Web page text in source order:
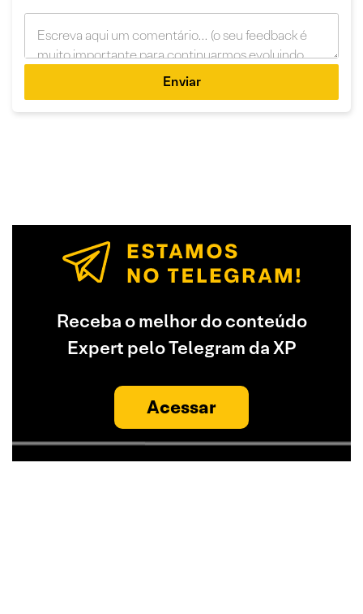
Enviar
Receba o melhor do conteúdo
Expert pelo Telegram da XP
Acessar